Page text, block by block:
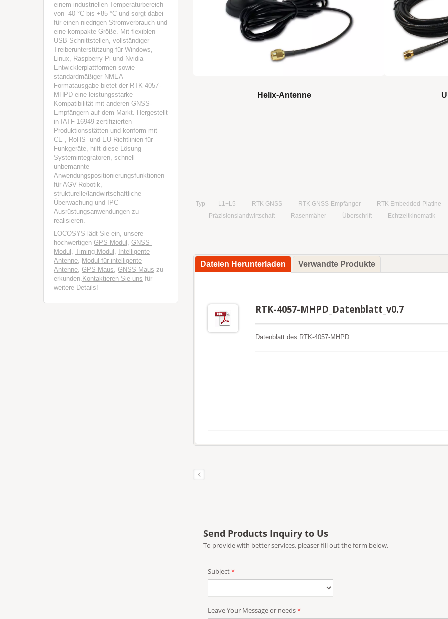
einem industriellen Temperaturbereich
von -40 °C bis +85 °C und sorgt dabei
für einen niedrigen Stromverbrauch und
eine kompakte Größe. Mit flexiblen
USB-Schnittstellen, vollständiger
Treiberunterstützung für Windows,
Linux, Raspberry Pi und Nvidia-
Entwicklerplattformen sowie
standardmäßiger NMEA-
Formatausgabe bietet der RTK-4057-
MHPD eine leistungsstarke
Kompatibilität mit anderen GNSS-
Empfängern auf dem Markt. Hergestellt
in IATF 16949 zertifizierten
Produktionsstätten und konform mit
CE-, RoHS- und EU-Richtlinien für
Funkgeräte, hilft diese Lösung
Systemintegratoren, schnell
unbemannte
Anwendungspositionierungsfunktionen
für AGV-Robotik,
strukturelle/landwirtschaftliche
Überwachung und IPC-
Ausrüstungsanwendungen zu
realisieren.
LOCOSYS lädt Sie ein, unsere
hochwertigen GPS-Modul , GNSS-
Modul , Timing-Modul ,
Intelligente
Antenne, Modul für intelligente
Antenne, GPS-Maus, GNSS-Maus zu
erkunden. Kontaktieren Sie uns für
weitere Details!
Helix-Antenne
Typ L1+L5 RTK GNSS RTK GNSS-Empfänger RTK Embedded-Platine
Präzisionslandwirtschaft
Rasenmäher Überschrift Echtzeitkinematik
Dateien Herunterladen Verwandte Produkte
RTK-4057-MHPD_Datenblatt_v0.7
Datenblatt des RTK-4057-MHPD